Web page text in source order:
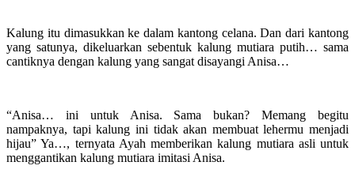
Kalung itu dimasukkan ke dalam kantong celana. Dan dari kantong
yang satunya, dikeluarkan sebentuk kalung mutiara putih… sama
cantiknya dengan kalung yang sangat disayangi Anisa…
“Anisa… ini untuk Anisa. Sama bukan? Memang begitu
nampaknya, tapi kalung ini tidak akan membuat lehermu menjadi
hijau” Ya…, ternyata Ayah memberikan kalung mutiara asli untuk
menggantikan kalung mutiara imitasi Anisa.